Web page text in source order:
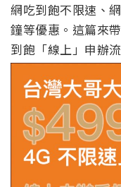
網吃到飽不限速、
鐘等優惠。這篇來
到飽「線上」申辦